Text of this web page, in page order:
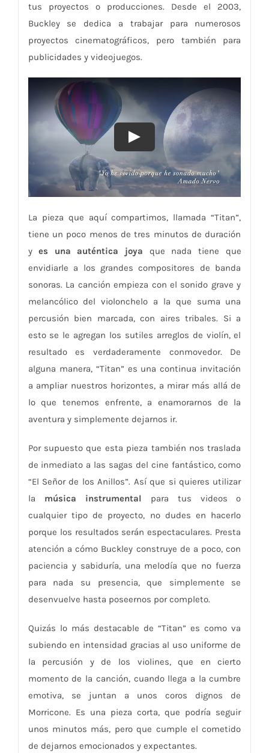
tus proyectos o producciones. Desde el 2003,
Buckley se dedica a trabajar para numerosos
proyectos cinematográficos, pero también para
publicidades y videojuegos.
La pieza que aquí compartimos, llamada “Titan”,
tiene un poco menos de tres minutos de duración
yes una auténtica joya que nada tiene que
envidiarle a los grandes compositores de banda
sonoras. La canción empieza con el sonido grave y
melancólico del violonchelo a la que suma una
percusión bien marcada, con aires tribales. Si a
esto se le agregan los sutiles arreglos de violín, el
resultado es verdaderamente conmovedor. De
alguna manera, “Titan” es una continua invitación
a ampliar nuestros horizontes, a mirar más allá de
lo que tenemos enfrente, a enamorarnos de la
aventura y simplemente dejarnos ir.
Por supuesto que esta pieza también nos traslada
de inmediato a las sagas del cine fantástico, como
“El Señor de los Anillos”. Así que si quieres utilizar
la música instrumental para tus videos o
cualquier tipo de proyecto, no dudes en hacerlo
porque los resultados serán espectaculares. Presta
atención a cómo Buckley construye de a poco, con
paciencia y sabiduría, una melodía que no fuerza
para nada su presencia, que simplemente se
desenvuelve hasta poseernos por completo.
Quizás lo más destacable de “Titan” es como va
subiendo en intensidad gracias al uso uniforme de
la percusión y de los violines, que en cierto
momento de la canción, cuando llega a la cumbre
emotiva, se juntan a unos coros dignos de
Morricone. Es una pieza corta, que podría seguir
unos minutos más, pero que cumple el cometido
de dejarnos emocionados y expectantes.